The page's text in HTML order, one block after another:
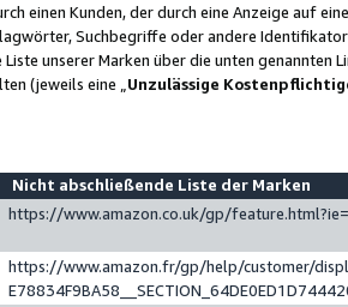
einen Kunden, der durch eine Anzeige auf
Suchbegriffe oder andere
unserer Marken über die unten genannten
(jeweils eine „ Unzulässige
Nicht abschließende Liste der Marken
https://www.amazon.co.uk/gp/
https://www.amazon.fr/gp/help/customer/